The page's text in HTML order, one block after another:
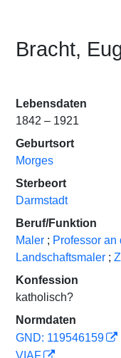
Bracht,
Lebensdaten
1842 – 1921
Geburtsort
Morges
Sterbeort
Darmstadt
Beruf/Funktion
Maler ; Professor an
Landschaftsmaler ;
Konfession
katholisch?
Normdaten
GND: 119546159
VIAF